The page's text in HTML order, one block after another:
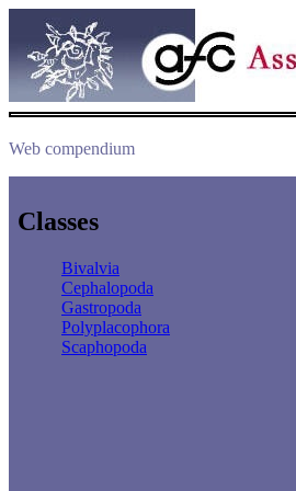
Web compendium
Classes
Bivalvia
Cephalopoda
Gastropoda
Polyplacophora
Scaphopoda